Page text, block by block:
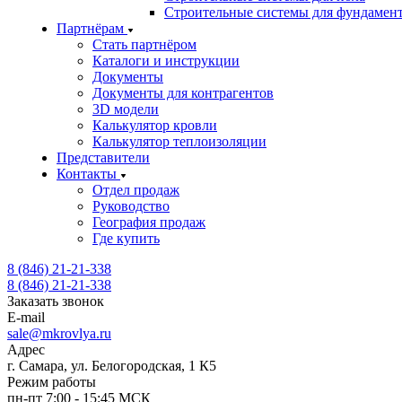
Строительные системы для
Партнёрам
Стать партнёром
Каталоги и инструкции
Документы
Документы для контрагентов
3D модели
Калькулятор кровли
Калькулятор теплоизоляции
Представители
Контакты
Отдел продаж
Руководство
География продаж
Где купить
8 (846) 21-21-338
8 (846) 21-21-338
Заказать звонок
E-mail
sale@mkrovlya.ru
Адрес
г. Самара, ул. Белогородская, 1 К5
Режим работы
пн-пт 7:00 - 15:45 МСК